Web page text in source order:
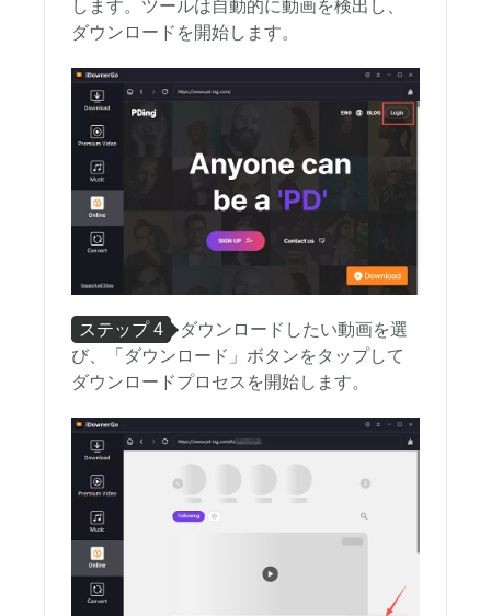
します。ツールは自動的に動画を検出し、
ダウンロードを開始します。
ステップ 4
ダウンロードしたい動画を選
び、「ダウンロード」ボタンをタップして
ダウンロードプロセスを開始します。